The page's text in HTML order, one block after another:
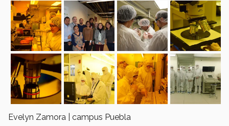
Evelyn Zamora | campus Puebla